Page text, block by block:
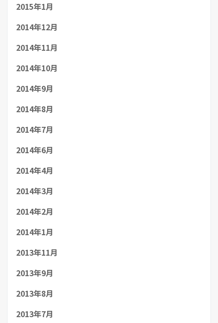
2015年1月
2014年12月
2014年11月
2014年10月
2014年9月
2014年8月
2014年7月
2014年6月
2014年4月
2014年3月
2014年2月
2014年1月
2013年11月
2013年9月
2013年8月
2013年7月